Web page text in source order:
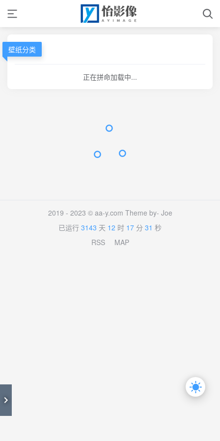
壁纸分类
正在拼命加载中...
2019 - 2023 © aa-y.com Theme by- Joe
已运行 3143 天 12 时 17 分 31 秒
RSS
MAP